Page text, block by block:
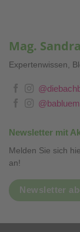
Mag.
Expertenwissen,
Newsletter mit
Melden Sie sich
an!
Newsletter